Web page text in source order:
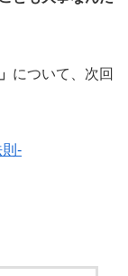
について、次回
-